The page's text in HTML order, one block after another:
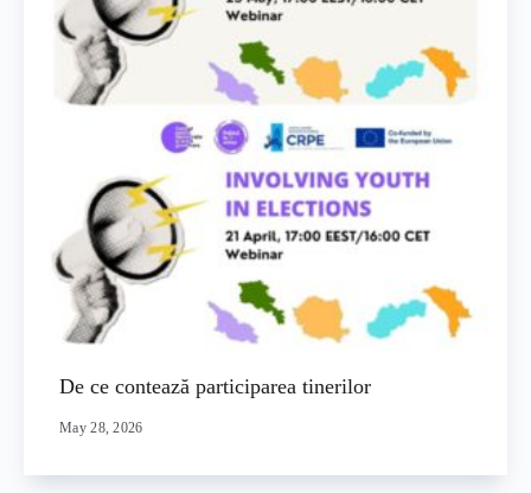
De ce contează participarea tinerilor
May 28, 2026